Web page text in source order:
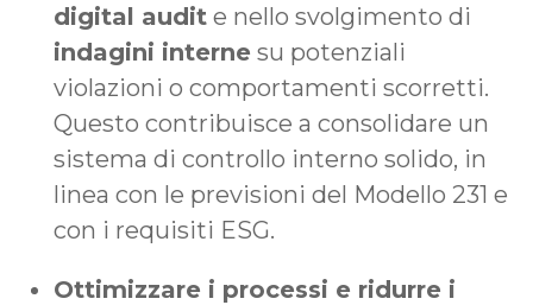
digital audit e nello svolgimento di
indagini interne su potenziali
violazioni o comportamenti scorretti.
Questo contribuisce a consolidare un
sistema di controllo interno solido, in
linea con le previsioni del Modello 231 e
con i requisiti ESG.
Ottimizzare i processi e ridurre i